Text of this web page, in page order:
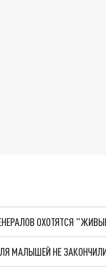
ОХОТЯТСЯ
МАЛЫШЕЙ НЕ